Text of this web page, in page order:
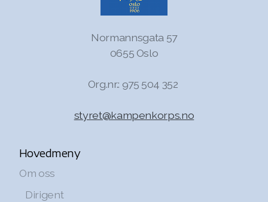
Normannsgata 57
0655 Oslo
Org.nr.: 975 504 352
styret@kampenkorps.no
Hovedmeny
Om oss
Dirigent